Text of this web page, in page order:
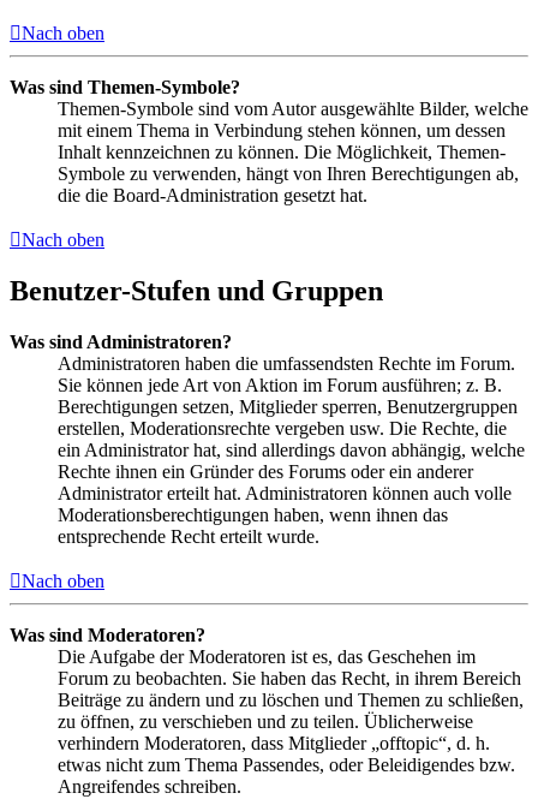
Nach oben
Was sind Themen-Symbole?
Themen-Symbole sind vom Autor ausgewählte Bilder, welche
mit einem Thema in Verbindung stehen können, um dessen
Inhalt kennzeichnen zu können. Die Möglichkeit, Themen-
Symbole zu verwenden, hängt von Ihren Berechtigungen ab,
die die Board-Administration gesetzt hat.
Nach oben
Benutzer-Stufen und Gruppen
Was sind Administratoren?
Administratoren haben die umfassendsten Rechte im Forum.
Sie können jede Art von Aktion im Forum ausführen; z. B.
Berechtigungen setzen, Mitglieder sperren, Benutzergruppen
erstellen, Moderationsrechte vergeben usw. Die Rechte, die
ein Administrator hat, sind allerdings davon abhängig, welche
Rechte ihnen ein Gründer des Forums oder ein anderer
Administrator erteilt hat. Administratoren können auch volle
Moderationsberechtigungen haben, wenn ihnen das
entsprechende Recht erteilt wurde.
Nach oben
Was sind Moderatoren?
Die Aufgabe der Moderatoren ist es, das Geschehen im
Forum zu beobachten. Sie haben das Recht, in ihrem Bereich
Beiträge zu ändern und zu löschen und Themen zu schließen,
zu öffnen, zu verschieben und zu teilen. Üblicherweise
verhindern Moderatoren, dass Mitglieder „offtopic“, d. h.
etwas nicht zum Thema Passendes, oder Beleidigendes bzw.
Angreifendes schreiben.